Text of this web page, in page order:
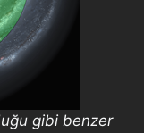
gibi benzer